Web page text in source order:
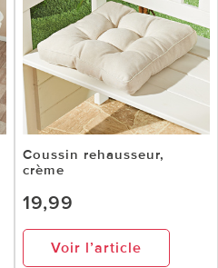
Coussin rehausseur,
crème
19,99
Voir l’article